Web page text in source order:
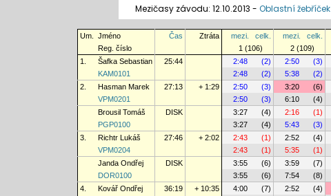
Mezičasy závodu: 12.10.2013 - Oblastní žebříček
Um. Jméno Čas Ztráta mezi. celk. mezi. celk.
Reg. číslo
1 (106) 2 (109)
1.
Šafka Sebastian 25:44 2:48 (2) 2:50 (3)
KAM0101
2:48 (2) 5:38 (2)
2.
Hasman Marek 27:13 + 1:29 2:50 (3) 3:20 (6)
VPM0201
2:50 (3) 6:10 (4)
Brousil Tomáš
DISK 3:27 (4) 2:16 (1)
PGP0100
3:27 (4) 5:43 (3)
3.
Richtr Lukáš 27:46 + 2:02 2:43 (1) 2:52 (4)
VPM0204
2:43 (1) 5:35 (1)
Janda Ondřej
DISK 3:55 (6) 3:59 (7)
DOR0100
3:55 (6) 7:54 (8)
4.
Kovář Ondřej 36:19 + 10:35 4:00 (7) 2:52 (4)